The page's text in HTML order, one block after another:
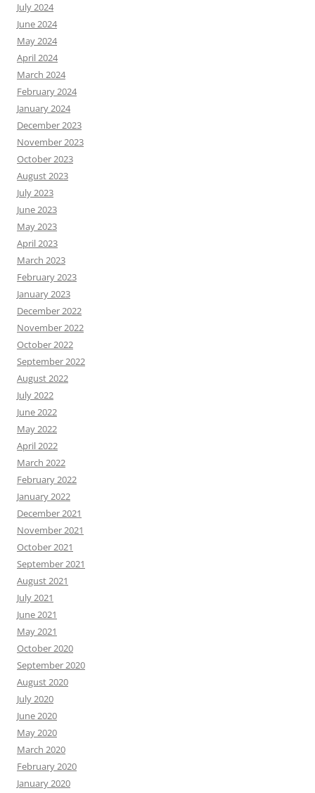
July 2024
June 2024
May 2024
April 2024
March 2024
February 2024
January 2024
December 2023
November 2023
October 2023
August 2023
July 2023
June 2023
May 2023
April 2023
March 2023
February 2023
January 2023
December 2022
November 2022
October 2022
September 2022
August 2022
July 2022
June 2022
May 2022
April 2022
March 2022
February 2022
January 2022
December 2021
November 2021
October 2021
September 2021
August 2021
July 2021
June 2021
May 2021
October 2020
September 2020
August 2020
July 2020
June 2020
May 2020
March 2020
February 2020
January 2020